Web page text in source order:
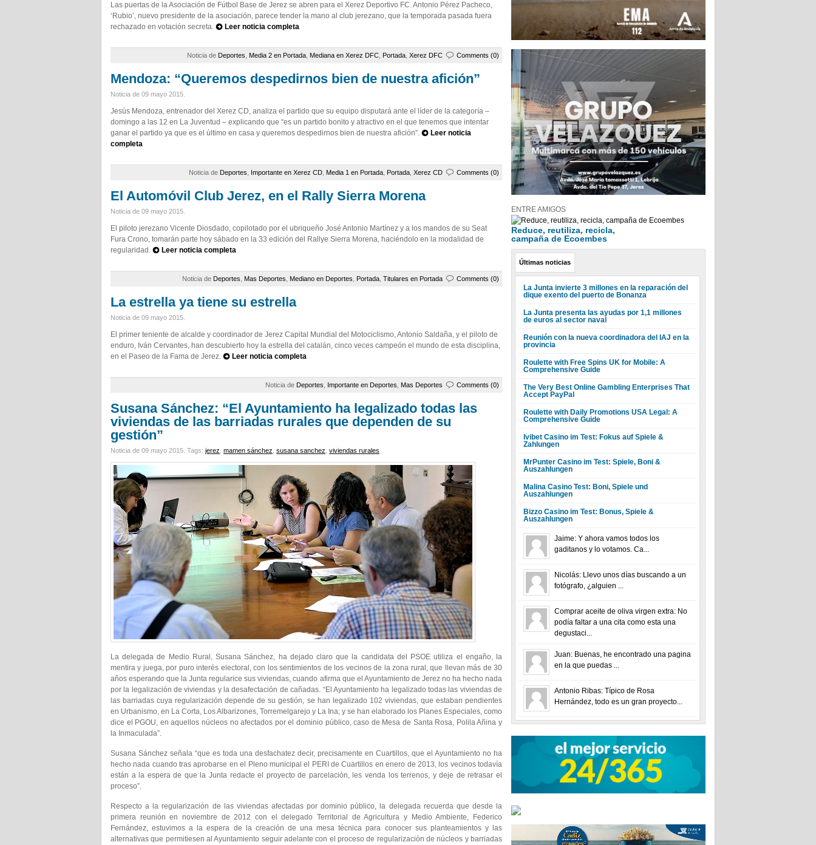
Las puertas de la Asociación de Fútbol Base de Jerez se abren para el Xerez Deportivo FC. Antonio Pérez Pacheco,
‘Rubio’, nuevo presidente de la asociación, parece tender la mano al club jerezano, que la temporada pasada fuera
rechazado en votación secreta.
Leer noticia completa
Noticia de Deportes Media 2 en Portada Mediana en Xerez DFC Portada Xerez DFC Comments (0)
Mendoza: “Queremos despedirnos bien de nuestra afición”
Noticia de 09 mayo 2015.
Jesús Mendoza, entrenador del Xerez CD, analiza el partido que su equipo disputará ante el líder de la categoría –
domingo a las 12 en La Juventud – explicando que “es un partido bonito y atractivo en el que tenemos que intentar
ganar el partido ya que es el último en casa y queremos despedirnos bien de nuestra afición”.
Leer noticia
completa
Noticia de Deportes Importante en Xerez CD Media 1 en Portada Portada Xerez CD Comments (0)
El Automóvil Club Jerez, en el Rally Sierra Morena
Noticia de 09 mayo 2015.
El piloto jerezano Vicente Diosdado, copilotado por el ubriqueño José Antonio Martínez y a los mandos de su Seat
Fura Crono, tomarán parte hoy sábado en la 33 edición del Rallye Sierra Morena, haciéndolo en la modalidad de
regularidad.
Leer noticia completa
Noticia de Deportes Mas Deportes Mediano en Deportes Portada Titulares en Portada Comments (0)
La estrella ya tiene su estrella
Noticia de 09 mayo 2015.
El primer teniente de alcalde y coordinador de Jerez Capital Mundial del Motociclismo, Antonio Saldaña, y el piloto de
enduro, Iván Cervantes, han descubierto hoy la estrella del catalán, cinco veces campeón el mundo de esta disciplina,
en el Paseo de la Fama de Jerez.
Leer noticia completa
Noticia de Deportes Importante en Deportes Mas Deportes Comments (0)
Susana Sánchez: “El Ayuntamiento ha legalizado todas las
viviendas de las barriadas rurales que dependen de su
gestión”
Noticia de 09 mayo 2015. Tags: jerez mamen sánchez susana sanchez viviendas rurales
La delegada de Medio Rural, Susana Sánchez, ha dejado claro que la candidata del PSOE utiliza el engaño, la
mentira y juega, por puro interés electoral, con los sentimientos de los vecinos de la zona rural, que llevan más de 30
años esperando que la Junta regularice sus viviendas, cuando afirma que el Ayuntamiento de Jerez no ha hecho nada
por la legalización de viviendas y la desafectación de cañadas. “El Ayuntamiento ha legalizado todas las viviendas de
las barriadas cuya regularización depende de su gestión, se han legalizado 102 viviendas, que estaban pendientes
en Urbanismo, en La Corta, Los Albarizones, Torremelgarejo y La Ina; y se han elaborado los Planes Especiales, como
dice el PGOU, en aquellos núcleos no afectados por el dominio público, caso de Mesa de Santa Rosa, Polila Añina y
la Inmaculada”.
Susana Sánchez señala “que es toda una desfachatez decir, precisamente en Cuartillos, que el Ayuntamiento no ha
hecho nada cuando tras aprobarse en el Pleno municipal el PERI de Cuartillos en enero de 2013, los vecinos todavía
están a la espera de que la Junta redacte el proyecto de parcelación, les venda los terrenos, y deje de retrasar el
proceso”.
Respecto a la regularización de las viviendas afectadas por dominio público, la delegada recuerda que desde la
primera reunión en noviembre de 2012 con el delegado Territorial de Agricultura y Medio Ambiente, Federico
Fernández, estuvimos a la espera de la creación de una mesa técnica para conocer sus planteamientos y las
alternativas que permitiesen al Ayuntamiento seguir adelante con el proceso de regularización de núcleos y barriadas
ENTRE AMIGOS
Reduce, reutiliza, recicla,
campaña de Ecoembes
Últimas noticias
La Junta invierte 3 millones en la reparación del
dique exento del puerto de Bonanza
La Junta presenta las ayudas por 1,1 millones
de euros al sector naval
Reunión con la nueva coordinadora del IAJ en la
provincia
Roulette with Free Spins UK for Mobile: A
Comprehensive Guide
The Very Best Online Gambling Enterprises That
Accept PayPal
Roulette with Daily Promotions USA Legal: A
Comprehensive Guide
Ivibet Casino im Test: Fokus auf Spiele &
Zahlungen
MrPunter Casino im Test: Spiele, Boni &
Auszahlungen
Malina Casino Test: Boni, Spiele und
Auszahlungen
Bizzo Casino im Test: Bonus, Spiele &
Auszahlungen
Jaime: Y ahora vamos todos los
gaditanos y lo votamos. Ca...
Nicolás: Llevo unos días buscando a un
fotógrafo, ¿alguien ...
Comprar aceite de oliva virgen extra: No
podía faltar a una cita como esta una
degustaci...
Juan: Buenas, he encontrado una pagina
en la que puedas ...
Antonio Ribas: Típico de Rosa
Hernández, todo es un gran proyecto...